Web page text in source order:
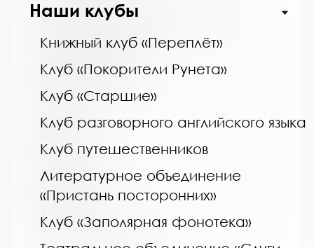
Наши клубы
Книжный клуб «Переплёт»
Клуб «Покорители Рунета»
Клуб «Старшие»
Клуб разговорного английского языка
Клуб путешественников
Литературное объединение
«Пристань посторонних»
Клуб «Заполярная фонотека»
Централизованная библиотечная система г.
Апатиты
Сокращенное название:
Почтовый индекс:
184211
Город:
Апатиты
Улица, дом:
Пушкина, 4
Телефон:
www: